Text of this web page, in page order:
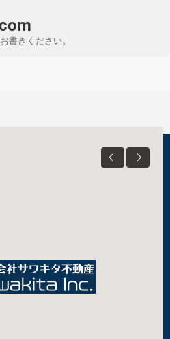
書きください。
rights reserved